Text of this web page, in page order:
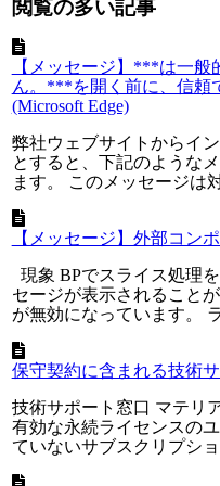
閲覧の多い記事
【メッセージ】***は一
ん。***を開く前に、信頼
(Microsoft Edge)
弊社ウェブサイトからイ
とすると、下記のような
ます。 このメッセージは
【メッセージ】外部コン
現象 BPでスライス処理
セージが表示されること
が無効になっています。
保守契約に含まれる技術
技術サポート窓口 マテリ
有効な永続ライセンスの
ていないサブスクリプシ